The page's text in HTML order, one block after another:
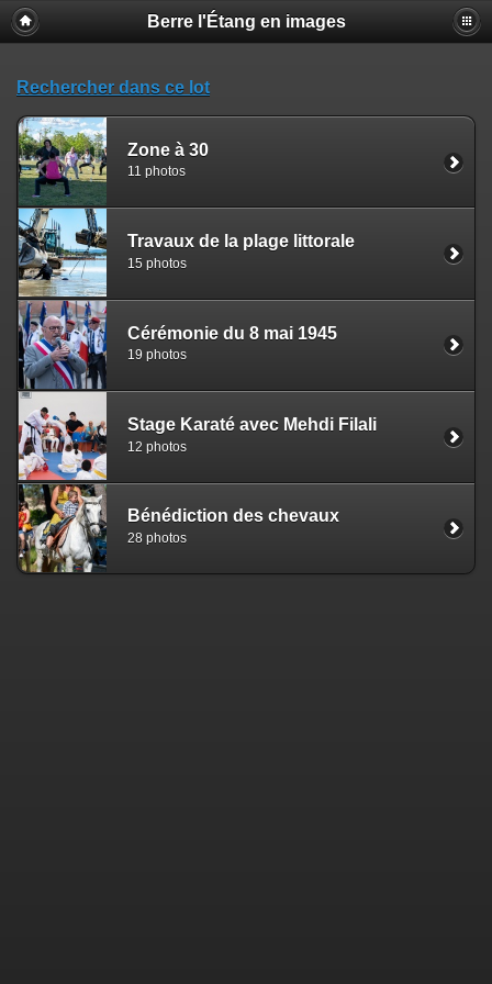
Berre l'Étang en images
Rechercher dans ce lot
Zone à 30
11 photos
Travaux de la plage littorale
15 photos
Cérémonie du 8 mai 1945
19 photos
Stage Karaté avec Mehdi Filali
12 photos
Bénédiction des chevaux
28 photos